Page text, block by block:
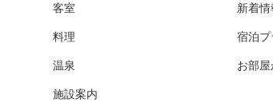
客室
料理
温泉
施設案内
新着情
宿泊
お部